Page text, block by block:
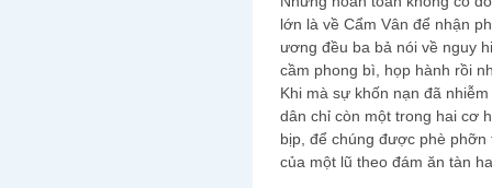
lớn là về Cẩm Vân để nhận
ương đều ba bả nói về nguy
cầm phong bì, họp hành rồi
Khi mà sự khốn nạn đã
dân chỉ còn một trong hai cơ
bịp, để chúng được phè
của một lũ theo đám ăn tàn